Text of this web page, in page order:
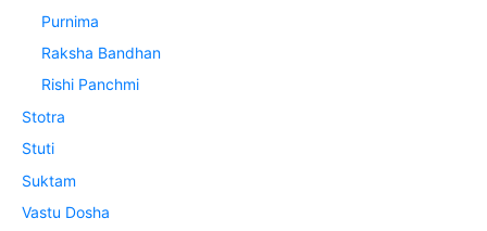
Purnima
Raksha Bandhan
Rishi Panchmi
Stotra
Stuti
Suktam
Vastu Dosha